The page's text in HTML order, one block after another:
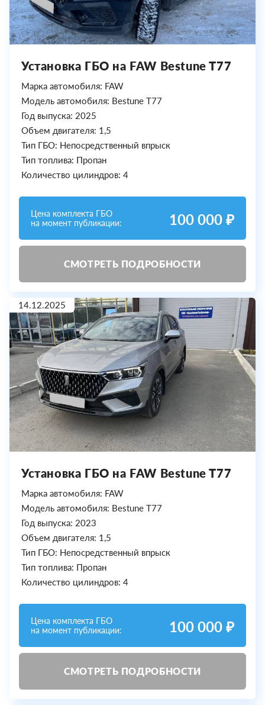
Установка ГБО на FAW Bestune T77
Марка автомобиля: FAW
Модель автомобиля: Bestune T77
Год выпуска: 2025
Объем двигателя: 1,5
Тип ГБО: Непосредственный впрыск
Тип топлива: Пропан
Количество цилиндров: 4
Цена комплекта ГБО
на момент публикации:
100 000 ₽
СМОТРЕТЬ ПОДРОБНОСТИ
14.12.2025
Установка ГБО на FAW Bestune T77
Марка автомобиля: FAW
Модель автомобиля: Bestune T77
Год выпуска: 2023
Объем двигателя: 1,5
Тип ГБО: Непосредственный впрыск
Тип топлива: Пропан
Количество цилиндров: 4
Цена комплекта ГБО
на момент публикации:
100 000 ₽
СМОТРЕТЬ ПОДРОБНОСТИ